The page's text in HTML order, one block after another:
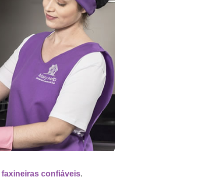
faxineiras confiáveis.